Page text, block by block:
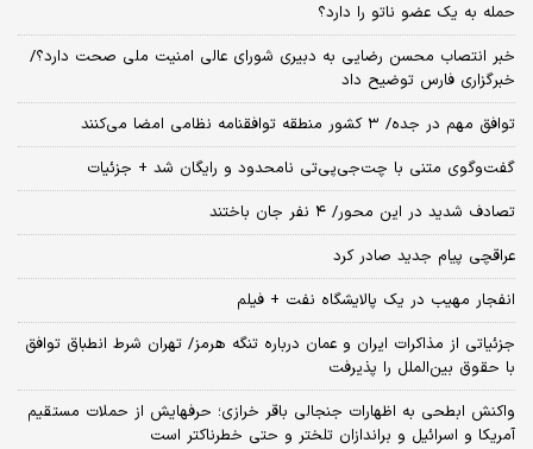
حمله به یک عضو ناتو را دارد؟
خبر انتصاب محسن رضایی به دبیری شورای عالی امنیت ملی صحت دارد؟/
خبرگزاری فارس توضیح داد
توافق مهم در جده/ ۳ کشور منطقه توافقنامه نظامی امضا می‌کنند
گفت‌وگوی متنی با چت‌جی‌پی‌تی نامحدود و رایگان شد + جزئیات
تصادف شدید در این محور/ ۴ نفر جان باختند
عراقچی پیام جدید صادر کرد
انفجار مهیب در یک پالایشگاه نفت + فیلم
جزئیاتی از مذاکرات ایران و عمان درباره تنگه هرمز/ تهران شرط انطباق توافق
با حقوق بین‌الملل را پذیرفت
واکنش ابطحی به اظهارات جنجالی باقر خرازی؛ حرفهایش از حملات مستقیم
آمریکا و اسرائیل و براندازان تلختر و حتی خطرناکتر است